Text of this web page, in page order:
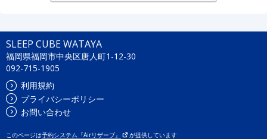
SLEEP CUBE WATAYA
福岡県福岡市中央区唐人町1-12-30
092-715-1905
利用規約
プライバシーポリシー
お問い合わせ
このページは予約システム『Airリザーブ』 が提供しています